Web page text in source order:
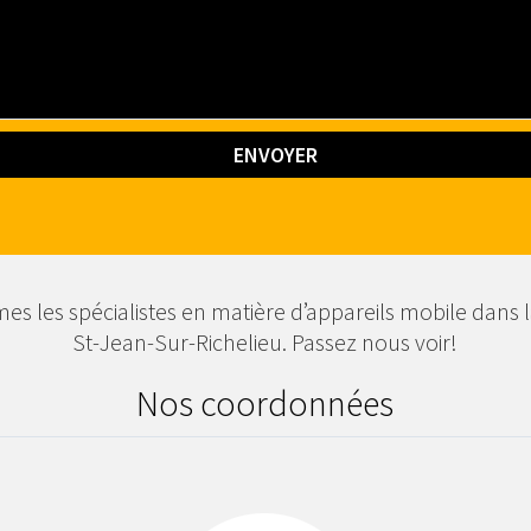
les spécialistes en matière d’appareils mobile dans
St-Jean-Sur-Richelieu. Passez nous voir!
Nos coordonnées